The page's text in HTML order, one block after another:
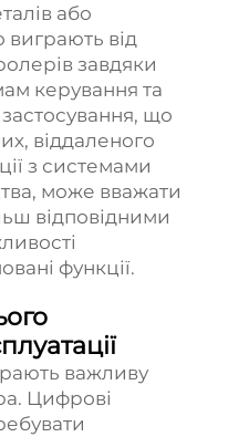
або
виграють від
завдяки
керування та
що
віддаленого
з системами
може вважати
відповідними
функції.
важливу
Цифрові